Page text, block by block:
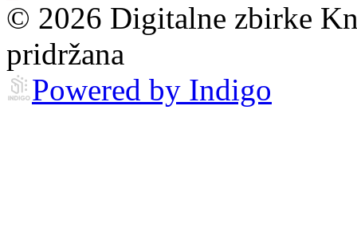
© 2026 Digitalne zbirke
pridržana
Powered by Indigo